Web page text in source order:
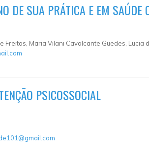
DE SUA PRÁTICA E EM SAÚDE
Maria Vilani Cavalcante Guedes, Lucia
PSICOSSOCIAL